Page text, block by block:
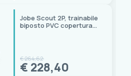
Jobe Scout 2P, trainabile
biposto PVC copertura
€ 264,62
€ 228,40